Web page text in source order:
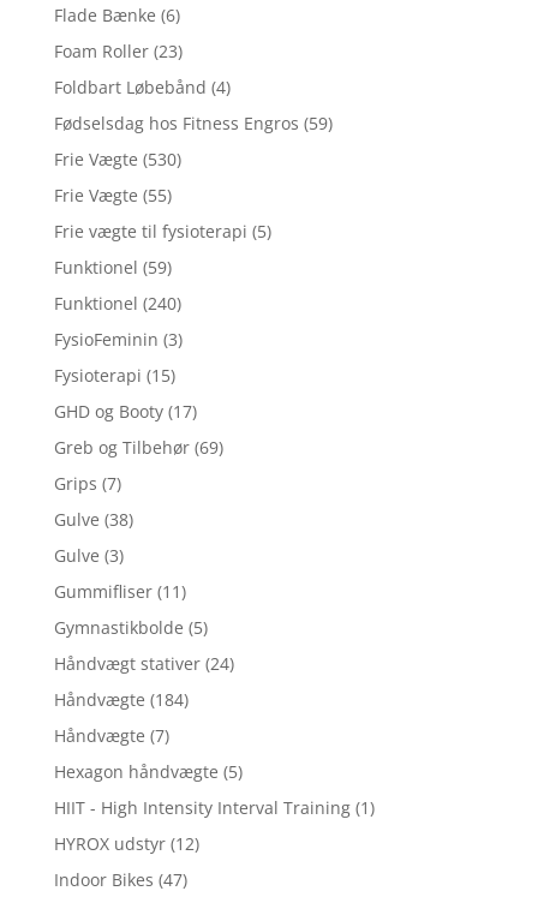
Flade Bænke (6)
Foam Roller (23)
Foldbart Løbebånd (4)
Fødselsdag hos Fitness Engros (59)
Frie Vægte (530)
Frie Vægte (55)
Frie vægte til fysioterapi (5)
Funktionel (59)
Funktionel (240)
FysioFeminin (3)
Fysioterapi (15)
GHD og Booty (17)
Greb og Tilbehør (69)
Grips (7)
Gulve (38)
Gulve (3)
Gummifliser (11)
Gymnastikbolde (5)
Håndvægt stativer (24)
Håndvægte (184)
Håndvægte (7)
Hexagon håndvægte (5)
HIIT - High Intensity Interval Training (1)
HYROX udstyr (12)
Indoor Bikes (47)